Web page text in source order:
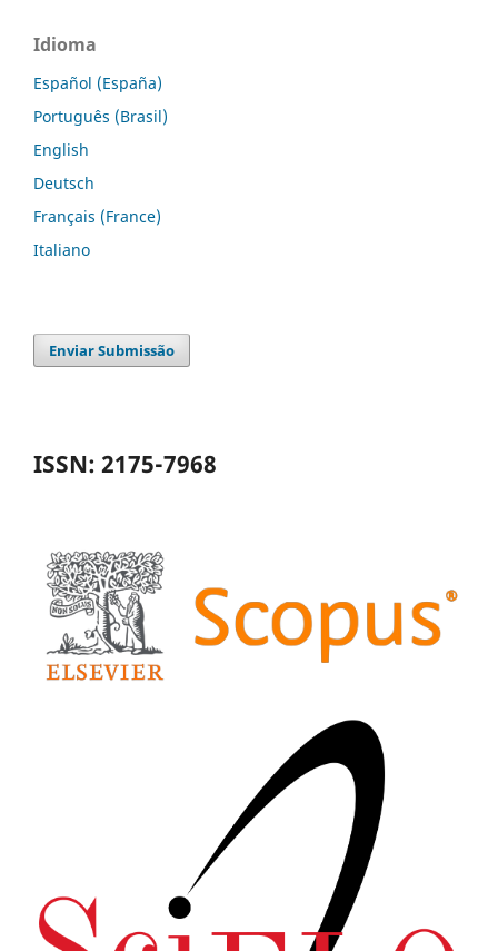
Idioma
Español (España)
Português (Brasil)
English
Deutsch
Français (France)
Italiano
Enviar Submissão
ISSN: 2175-7968